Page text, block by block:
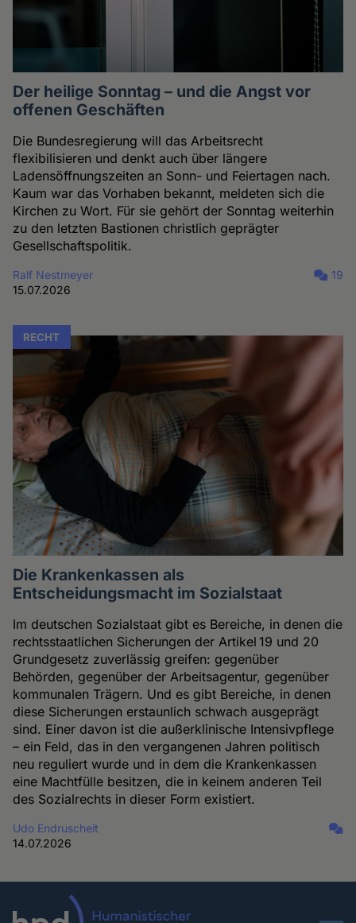
Der heilige Sonntag – und die Angst vor
offenen Geschäften
Die Bundesregierung will das Arbeitsrecht
flexibilisieren und denkt auch über längere
Ladensöffnungszeiten an Sonn- und Feiertagen nach.
Kaum war das Vorhaben bekannt, meldeten sich die
Kirchen zu Wort. Für sie gehört der Sonntag weiterhin
zu den letzten Bastionen christlich geprägter
Gesellschaftspolitik.
Ralf Nestmeyer
15.07.2026
19
RECHT
Die Krankenkassen als
Entscheidungsmacht im Sozialstaat
Im deutschen Sozialstaat gibt es Bereiche, in denen die
rechtsstaatlichen Sicherungen der Artikel 19 und 20
Grundgesetz zuverlässig greifen: gegenüber
Behörden, gegenüber der Arbeitsagentur, gegenüber
kommunalen Trägern. Und es gibt Bereiche, in denen
diese Sicherungen erstaunlich schwach ausgeprägt
sind. Einer davon ist die außerklinische Intensivpflege
– ein Feld, das in den vergangenen Jahren politisch
neu reguliert wurde und in dem die Krankenkassen
eine Machtfülle besitzen, die in keinem anderen Teil
des Sozialrechts in dieser Form existiert.
Udo Endruscheit
14.07.2026